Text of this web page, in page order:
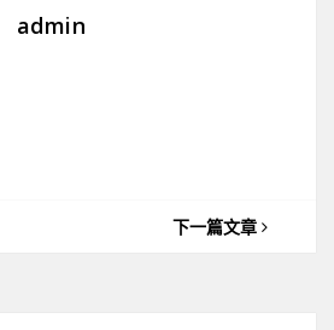
admin
下一篇文章